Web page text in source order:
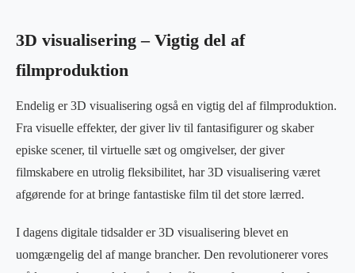
3D visualisering – Vigtig del af
filmproduktion
Endelig er 3D visualisering også en vigtig del af filmproduktion.
Fra visuelle effekter, der giver liv til fantasifigurer og skaber
episke scener, til virtuelle sæt og omgivelser, der giver
filmskabere en utrolig fleksibilitet, har 3D visualisering været
afgørende for at bringe fantastiske film til det store lærred.
I dagens digitale tidsalder er 3D visualisering blevet en
uomgængelig del af mange brancher. Den revolutionerer vores